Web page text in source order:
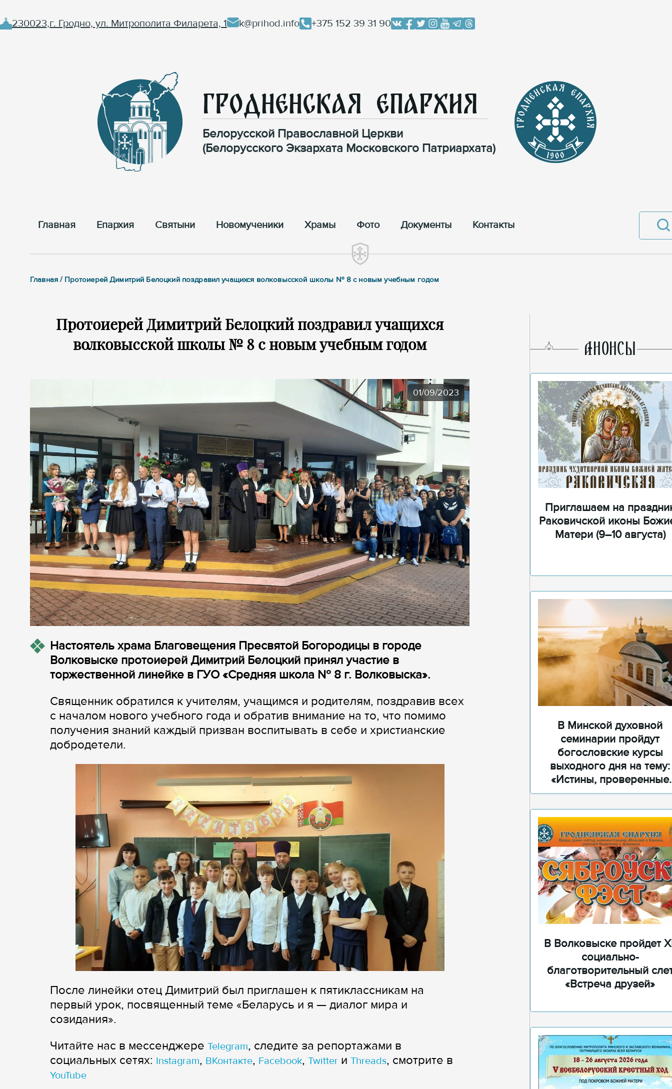
230023,г. Гродно, ул. Митрополита Филарета, 1 k@prihod.info +375 152 39 31 90
Гродненская Епархия
Белорусской Православной Церкви
(Белорусского Экзархата Московского Патриархата)
Главная Епархия Cвятыни Новомученики Храмы Фото Документы Контакты
Главная / Протоиерей Димитрий Белоцкий поздравил учащихся волковысской школы № 8 с новым учебным годом
Протоиерей Димитрий Белоцкий поздравил учащихся
волковысской школы № 8 с новым учебным годом
01/09/2023
Настоятель храма Благовещения Пресвятой Богородицы в городе
Волковыске протоиерей Димитрий Белоцкий принял участие в
торжественной линейке в ГУО «Средняя школа № 8 г. Волковыска».
Священник обратился к учителям, учащимся и родителям, поздравив всех
с началом нового учебного года и обратив внимание на то, что помимо
получения знаний каждый призван воспитывать в себе и христианские
добродетели.
После линейки отец Димитрий был приглашен к пятиклассникам на
первый урок, посвященный теме «Беларусь и я — диалог мира и
созидания».
Читайте нас в мессенджере Telegram, следите за репортажами в
cоциальных сетях: Instagram, ВКонтакте, Facebook, Twitter и Threads, смотрите в
YouTube
AНОНСЫ
Приглашаем на
Раковичской иконы
Матери (9–10 августа)
В Минской духовной
семинарии пройдут
богословские курсы
выходного дня на тему:
«Истины, проверенные
временем»
В Волковыске пройдет
социально-
благотворительный
«Встреча друзей»